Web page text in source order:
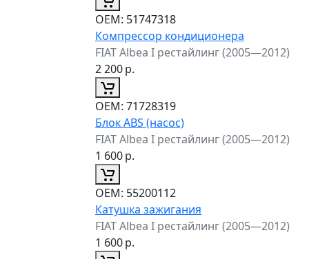
ОЕМ: 51747318
Компрессор кондиционера
FIAT Albea I рестайлинг (2005—2012)
2 200р.
ОЕМ: 71728319
Блок ABS (насос)
FIAT Albea I рестайлинг (2005—2012)
1 600р.
ОЕМ: 55200112
Катушка зажигания
FIAT Albea I рестайлинг (2005—2012)
1 600р.